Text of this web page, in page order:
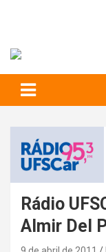
Rádio
Almir Del